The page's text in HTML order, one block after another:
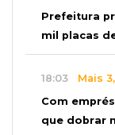
Prefeitura
mil placas
18:03 Mais
Com
que dobrar